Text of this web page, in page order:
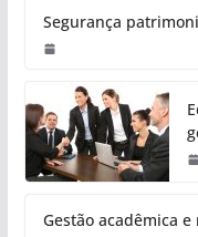
Segurança
Gestão acadêmica